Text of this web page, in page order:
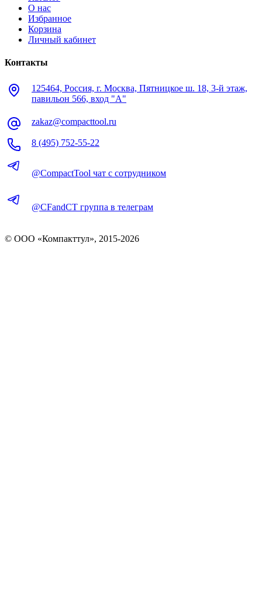
О нас
Избранное
Корзина
Личный кабинет
Контакты
125464, Россия, г. Москва, Пятницкое ш. 18, 3-й этаж,
павильон 566, вход "А"
zakaz@compacttool.ru
8 (495) 752-55-22
@CompactTool чат с сотрудником
@CFandCT группа в телеграм
© OOO «Компакттул», 2015-2026